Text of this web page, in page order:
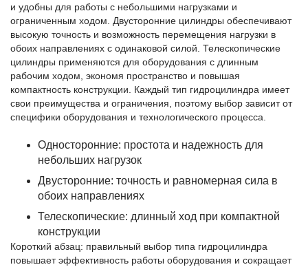
и удобны для работы с небольшими нагрузками и
ограниченным ходом. Двусторонние цилиндры обеспечивают
высокую точность и возможность перемещения нагрузки в
обоих направлениях с одинаковой силой. Телескопические
цилиндры применяются для оборудования с длинным
рабочим ходом, экономя пространство и повышая
компактность конструкции. Каждый тип гидроцилиндра имеет
свои преимущества и ограничения, поэтому выбор зависит от
специфики оборудования и технологического процесса.
Односторонние: простота и надежность для
небольших нагрузок
Двусторонние: точность и равномерная сила в
обоих направлениях
Телескопические: длинный ход при компактной
конструкции
Короткий абзац: правильный выбор типа гидроцилиндра
повышает эффективность работы оборудования и сокращает